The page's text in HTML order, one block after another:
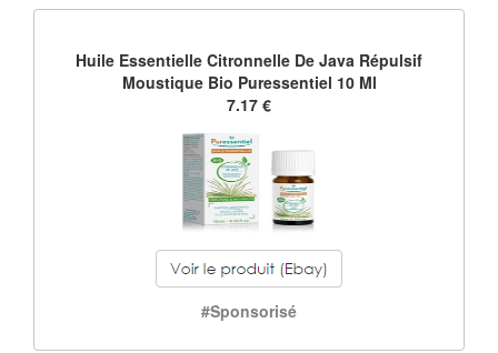
Huile Essentielle Citronnelle De Java Répulsif
Moustique Bio Puressentiel 10 Ml
7.17 €
#Sponsorisé